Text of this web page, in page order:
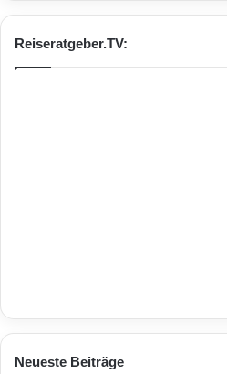
Reiseratgeber.TV:
Neueste Beiträge